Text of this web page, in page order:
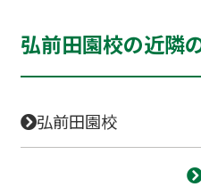
弘前田園校の近隣
弘前田園校